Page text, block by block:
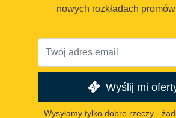
nowych rozkładach promów
Wyślij mi
Wysyłamy tylko dobre rzeczy -